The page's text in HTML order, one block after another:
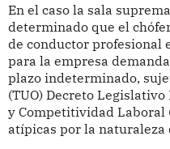
En el caso la sala
determinado que el
de conductor profesional
para la empresa
plazo indeterminado,
(TUO) Decreto
y Competitividad Laboral
atípicas por la naturaleza